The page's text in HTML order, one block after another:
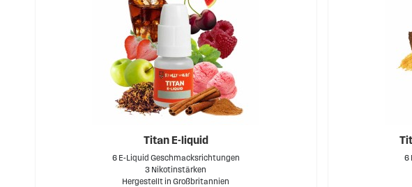
Titan E-liquid
6 E-Liquid Geschmacksrichtungen
3 Nikotinstärken
Hergestellt in Großbritannien
6